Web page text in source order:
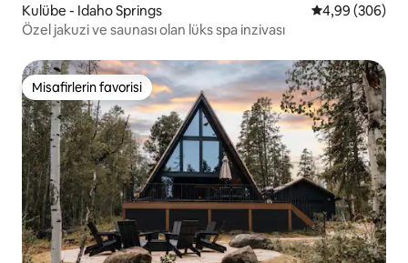
Kulübe - Idaho Springs 5 üzerinden
4,99 (306)
Özel jakuzi ve saunası olan lüks spa inzivası
Misafirlerin favorisi
Misafirlerin favorisi